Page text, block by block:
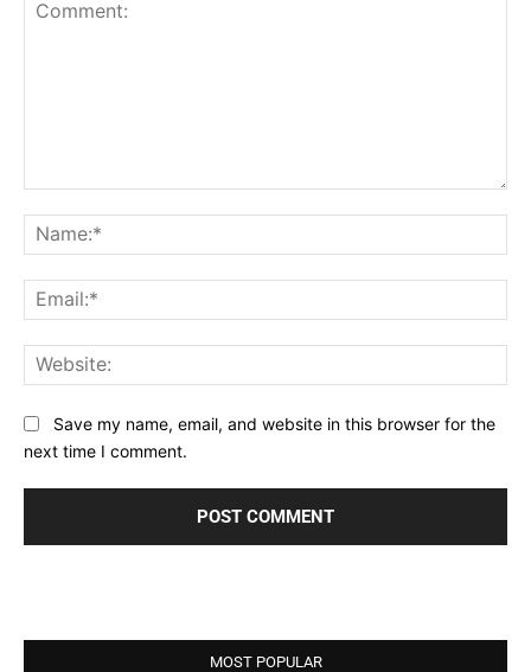
Save my name, email, and website in this browser for the
next time I comment.
MOST POPULAR